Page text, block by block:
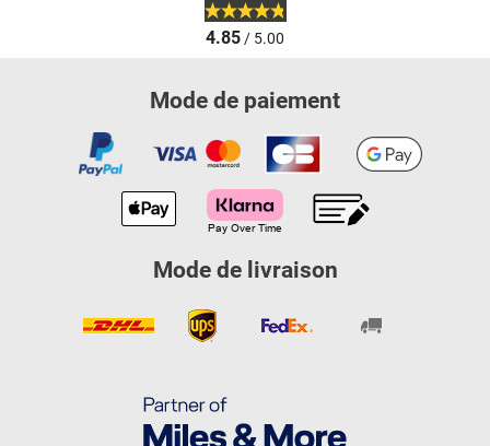
4.85/ 5.00
Mode de paiement
Mode de livraison